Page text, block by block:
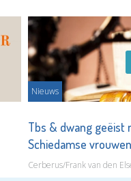
Nieuws
Tbs & dwang geëist
Schiedamse
Cerberus/Frank van den